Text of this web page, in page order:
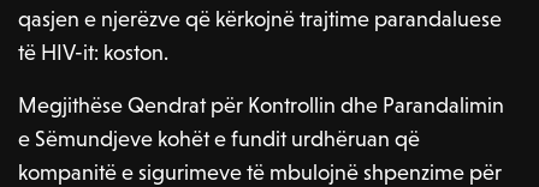
qasjen e njerëzve që kërkojnë trajtime parandaluese
të HIV-it: koston.
Megjithëse Qendrat për Kontrollin dhe Parandalimin
e Sëmundjeve kohët e fundit urdhëruan që
kompanitë e sigurimeve të mbulojnë shpenzime për